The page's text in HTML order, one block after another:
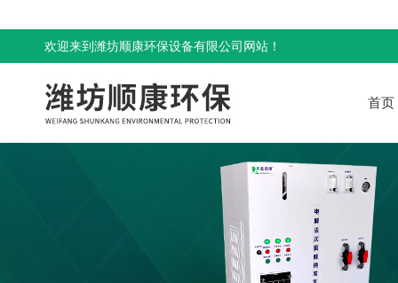
欢迎来到潍坊顺康环保设备有限公司网站！
首页